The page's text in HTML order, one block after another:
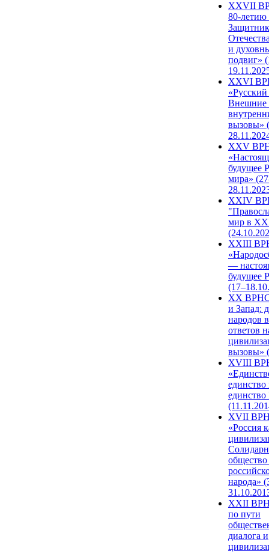
ХХVII
80-
и
подвиг»
XXVI
Внешние
вызовы»
XXV
будущее
мира»
XXIV
мир в
XXIII
—
будущее
XX ВРНС
и Запад:
народов
ответов
вызовы»
XVIII
единство
единство
XVII
«Россия
народа»
XXII
по пути
диалога и